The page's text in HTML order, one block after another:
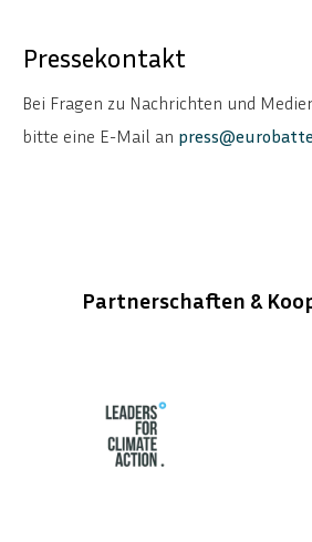
Pressekontakt
Bei Fragen zu Nachrichten und
bitte eine E-Mail an
Partnerschaften &